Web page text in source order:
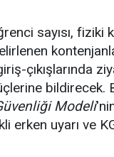
sayısı,
çıkışlarında
bildirecek.
Modeli
erken uyarı ve